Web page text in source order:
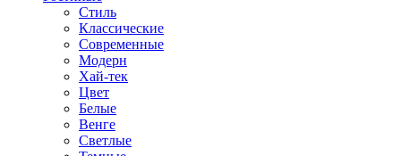
Стиль
Классические
Современные
Модерн
Хай-тек
Цвет
Белые
Венге
Светлые